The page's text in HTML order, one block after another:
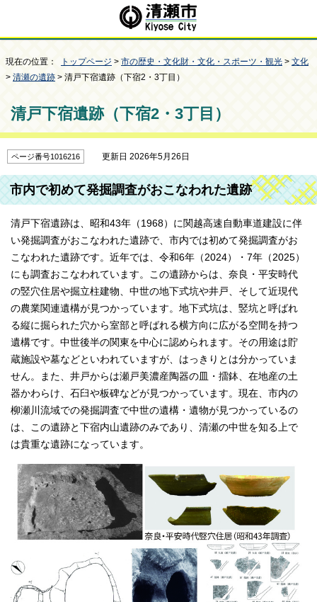
現在の位置： トップページ > 市の歴史・文化財・文化・スポーツ・観光 > 文化
> 清瀬の遺跡 > 清戸下宿遺跡（下宿2・3丁目）
清戸下宿遺跡（下宿2・3丁目）
ページ番号1016216 更新日 2026年5月26日
市内で初めて発掘調査がおこなわれた遺跡
清戸下宿遺跡は、昭和43年（1968）に関越高速自動車道建設に伴
い発掘調査がおこなわれた遺跡で、市内では初めて発掘調査がお
こなわれた遺跡です。近年では、令和6年（2024）・7年（2025）
にも調査おこなわれています。この遺跡からは、奈良・平安時代
の竪穴住居や掘立柱建物、中世の地下式坑や井戸、そして近現代
の農業関連遺構が見つかっています。地下式坑は、竪坑と呼ばれ
る縦に掘られた穴から室部と呼ばれる横方向に広がる空間を持つ
遺構です。中世後半の関東を中心に認められます。その用途は貯
蔵施設や墓などといわれていますが、はっきりとは分かっていま
せん。また、井戸からは瀬戸美濃産陶器の皿・擂鉢、在地産の土
器かわらけ、石臼や板碑などが見つかっています。現在、市内の
柳瀬川流域での発掘調査で中世の遺構・遺物が見つかっているの
は、この遺跡と下宿内山遺跡のみであり、清瀬の中世を知る上で
は貴重な遺跡になっています。